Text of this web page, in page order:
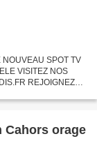
SPOT TV
VISITEZ NOS
REJOIGNEZ
Cahors orage